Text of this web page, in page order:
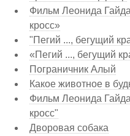
Фильм Леонида
кросс»
"Пегий ..., бегущий
«Пегий ..., бегущий
Пограничник Алый
Какое животное в
Фильм Леонида
кросс"
Дворовая собака